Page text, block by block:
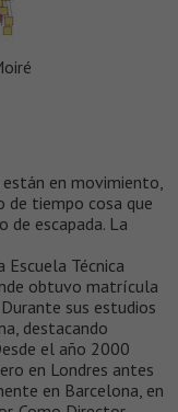
están en movimiento,
de tiempo cosa que
de escapada. La
Escuela Técnica
obtuvo matrícula
sus estudios
destacando
el año 2000
en Londres antes
en Barcelona, en